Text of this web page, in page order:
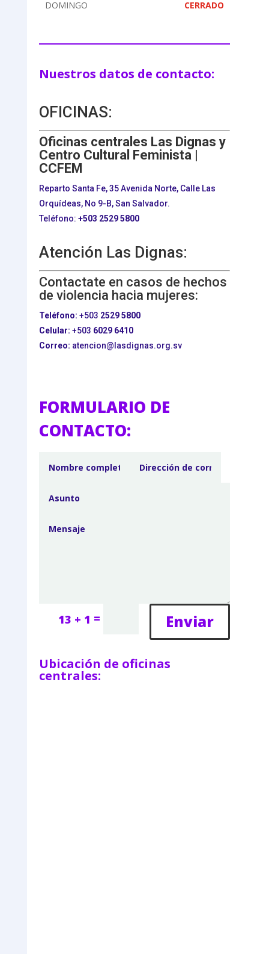
DOMINGO CERRADO
Nuestros datos de contacto:
OFICINAS:
Oficinas centrales Las Dignas y
Centro Cultural Feminista |
CCFEM
Reparto Santa Fe, 35 Avenida Norte, Calle Las
Orquídeas, No 9-B, San Salvador.
Teléfono: +503 2529 5800
Atención Las Dignas:
Contactate en casos de hechos
de violencia hacia mujeres:
Teléfono: +503 2529 5800
Celular: +503 6029 6410
Correo: atencion@lasdignas.org.sv
FORMULARIO DE
CONTACTO:
13 + 1 = Enviar
Ubicación de oficinas
centrales: